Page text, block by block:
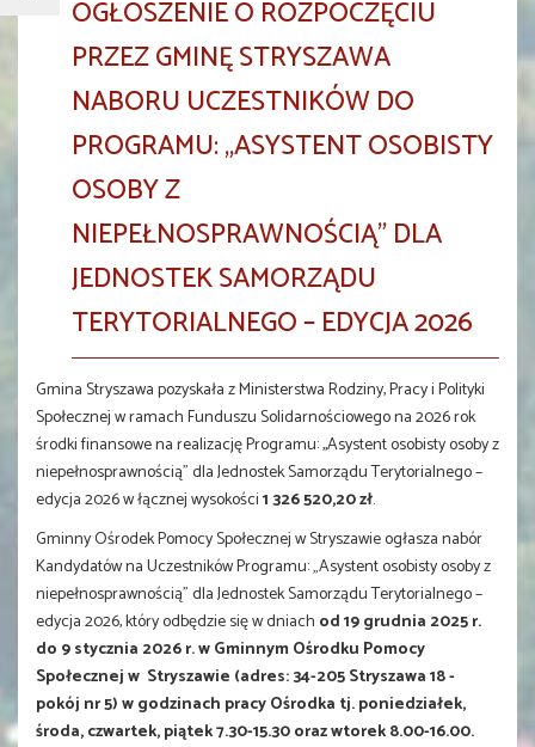
OGŁOSZENIE O ROZPOCZĘCIU
PRZEZ GMINĘ STRYSZAWA
NABORU UCZESTNIKÓW DO
PROGRAMU: „ASYSTENT OSOBISTY
OSOBY Z
NIEPEŁNOSPRAWNOŚCIĄ” DLA
JEDNOSTEK SAMORZĄDU
TERYTORIALNEGO – EDYCJA 2026
Gmina Stryszawa pozyskała z Ministerstwa Rodziny, Pracy i Polityki
Społecznej w ramach Funduszu Solidarnościowego na 2026 rok
środki finansowe na realizację Programu: ,,Asystent osobisty osoby z
niepełnosprawnością” dla Jednostek Samorządu Terytorialnego –
edycja 2026 w łącznej wysokości1 326 520,20 zł.
Gminny Ośrodek Pomocy Społecznej w Stryszawie ogłasza nabór
Kandydatów na Uczestników Programu: „Asystent osobisty osoby z
niepełnosprawnością” dla Jednostek Samorządu Terytorialnego –
edycja 2026, który odbędzie się w dniach od 19 grudnia 2025 r.
do 9 stycznia 2026 r. w Gminnym Ośrodku Pomocy
Społecznej w Stryszawie (adres: 34-205 Stryszawa 18 -
pokój nr 5) w godzinach pracy Ośrodka tj. poniedziałek,
środa, czwartek, piątek 7.30-15.30 oraz wtorek 8.00-16.00.